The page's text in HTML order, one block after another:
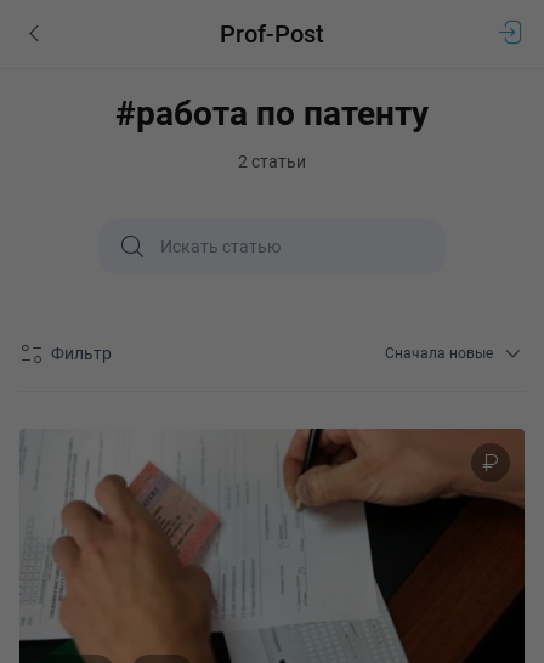
Prof-Post
#работа по патенту
2 статьи
Фильтр Сначала новые